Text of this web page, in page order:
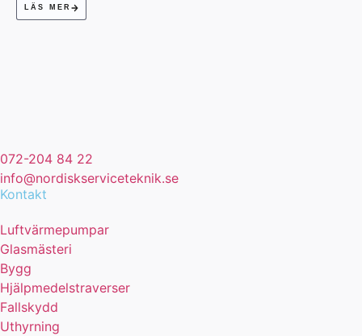
LÄS MER
072-204 84 22
info@nordiskserviceteknik.se
Kontakt
Luftvärmepumpar
Glasmästeri
Bygg
Hjälpmedelstraverser
Fallskydd
Uthyrning